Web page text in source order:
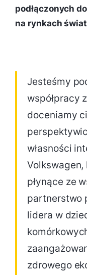
podłączonych
na rynkach
Jesteśmy
współpracy
doceniamy
własności
płynące ze
partnerstwo
lidera w
zdrowego